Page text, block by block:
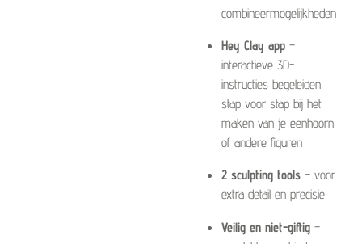
combineermogelijkheden
Hey Clay app–
interactieve 3D-
instructies begeleiden
stap voor stap bij het
maken van je eenhoorn
of andere figuren
2 sculpting tools– voor
extra detail en precisie
Veilig en niet-giftig–